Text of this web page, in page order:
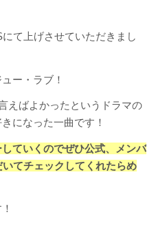
て上げさせていただきまし
ー・ラブ！
えばよかったというドラマの
になった一曲です！
ていくのでぜひ公式、メンバ
てチェックしてくれたらめ